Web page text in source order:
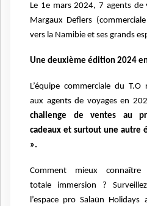
Le 1e mars 2024, 7 agents de
Margaux Deflers
vers la Namibie et ses grands
Une deuxième édition 2024
L’équipe commerciale du
aux agents de voyages en
challenge de ventes au
cadeaux et surtout une autre
».
Comment mieux
totale immersion ? Surveillez
l’espace pro Salaün Holidays